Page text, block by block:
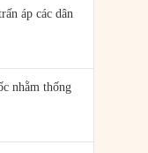
áp các dân
nhằm thống